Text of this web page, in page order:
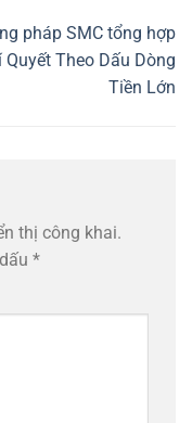
pháp SMC tổng hợp
Quyết Theo Dấu Dòng
Tiền Lớn
thị công khai.
*